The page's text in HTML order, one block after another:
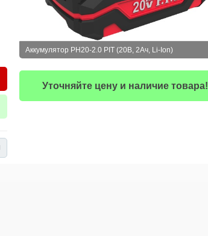
Аккумулятор PH20-2.0 PIT (20В, 2Ач, Li-Ion)
Уточняйте цену и наличие товара!